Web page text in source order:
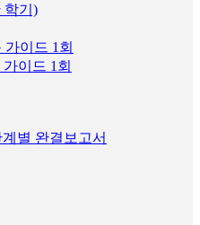
학기)
이드 1회
이드 1회
별 완결보고서